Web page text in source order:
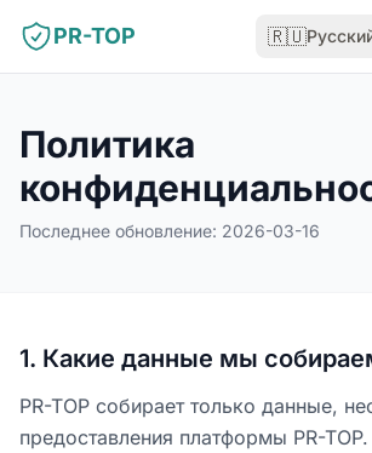
PR-TOP 🇷🇺
Политика
Последнее обновление: 2026-03-16
1. Какие данные мы
PR-TOP собирает только данные,
предоставления платформы PR-